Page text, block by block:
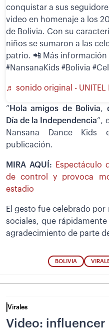
conquistar a sus
video en homenaje a los
de Bolivia. Con su
niños se sumaron a las
patrio. 📲 Más información
#NansanaKids #Bolivia
♬ sonido original - UNITEL
” Hola amigos de Bolivia,
Día de la Independencia”,
Nansana Dance
publicación.
MIRA AQUÍ:
Espectáculo
de control y provoca
estadio
El gesto fue celebrado por
sociales, que
agradecimiento de parte
BOLIVIA
Virales
Video: influencer